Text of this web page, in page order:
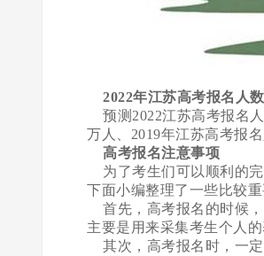
2022年江苏高考报名人数
预测2022江苏高考报名人
万人、2019年江苏高考报名
高考报名注意事项
为了考生们可以顺利的完
下面小编整理了一些比较
首先，高考报名的时候，
主要是用来采集考生个人
其次，高考报名时，一定